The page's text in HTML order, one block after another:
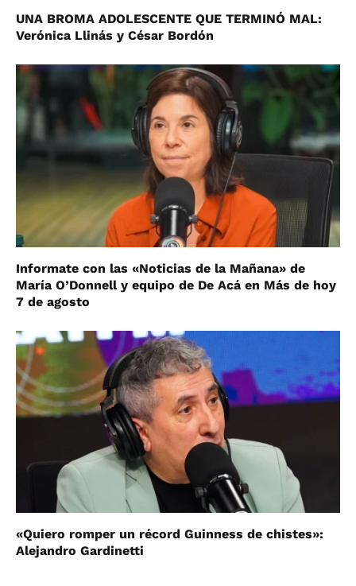
UNA BROMA ADOLESCENTE QUE TERMINÓ MAL:
Verónica Llinás y César Bordón
Informate con las «Noticias de la Mañana» de
María O’Donnell y equipo de De Acá en Más de hoy
7 de agosto
«Quiero romper un récord Guinness de chistes»:
Alejandro Gardinetti